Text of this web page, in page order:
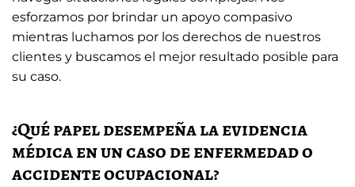
esforzamos por brindar un apoyo compasivo
mientras luchamos por los derechos de nuestros
clientes y buscamos el mejor resultado posible para
su caso.
¿Qué papel desempeña la evidencia
médica en un caso de enfermedad o
accidente ocupacional?